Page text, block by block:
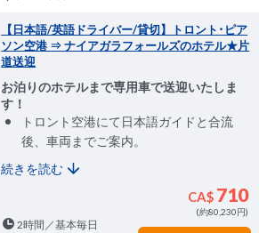
【日本語/英語ドライバー/貸切】トロント･ピア
ソン空港 ⇒ ナイアガラフォールズのホテル★片
道送迎
お泊りのホテルまで専用車で送迎いたしま
す！
トロント空港にて日本語ガイドと合流
後、車両までご案内。
続きを読む
CA$ 710
(約80,230円)
2時間／基本毎日